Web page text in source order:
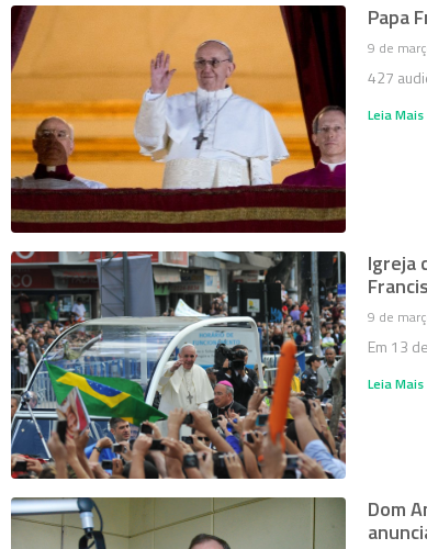
Papa
9 de
427
Leia Mais
Igreja
9 de
Em 13
Leia Mais
Dom